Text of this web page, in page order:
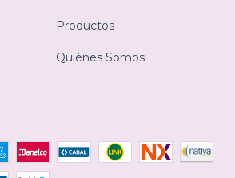
Productos
Quiénes Somos